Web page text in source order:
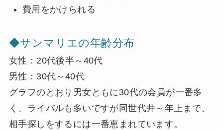
費用をかけられる
◆サンマリエの年齢分布
女性：20代後半～40代
男性：30代～40代
グラフのとおり男女ともに30代の会員が一番多
く、ライバルも多いですが同世代井～年上まで、
相手探しをするには一番恵まれています。